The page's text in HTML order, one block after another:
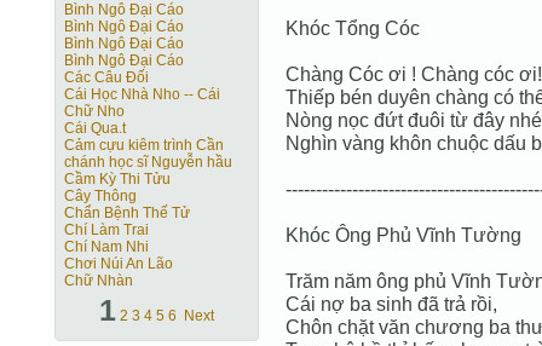
Bình Ngô Đại Cáo
Bình Ngô Đại Cáo
Bình Ngô Đại Cáo
Bình Ngô Đại Cáo
Các Câu Đối
Cái Học Nhà Nho -- Cái
Chữ Nho
Cái Qua.t
Cảm cựu kiêm trình Cần
chánh học sĩ Nguyễn hầu
Cầm Kỳ Thi Tửu
Cây Thông
Chẩn Bệnh Thế Tử
Chí Làm Trai
Chí Nam Nhi
Chơi Núi An Lão
Chữ Nhàn
1 2 3 4 5 6 Next
Khóc Tổng Cóc
Chàng Cóc ơi ! Chàng cóc ơi!
Thiếp bén duyên chàng có
Nòng nọc đứt đuôi từ đây
Nghìn vàng khôn chuộc dấu
Khóc Ông Phủ Vĩnh Tường
Trăm năm ông phủ Vĩnh
Cái nợ ba sinh đã trả rồi,
Chôn chặt văn chương ba